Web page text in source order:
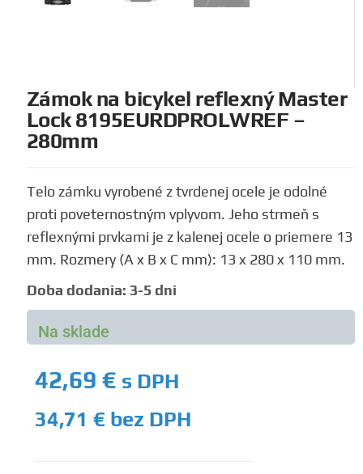
Zámok na bicykel reflexný Master
Lock 8195EURDPROLWREF –
280mm
Telo zámku vyrobené z tvrdenej ocele je odolné
proti poveternostným vplyvom. Jeho strmeň s
reflexnými prvkami je z kalenej ocele o priemere 13
mm. Rozmery (A x B x C mm): 13 x 280 x 110 mm.
Doba dodania: 3-5 dni
Na sklade
42,69 € s DPH
34,71 € bez DPH